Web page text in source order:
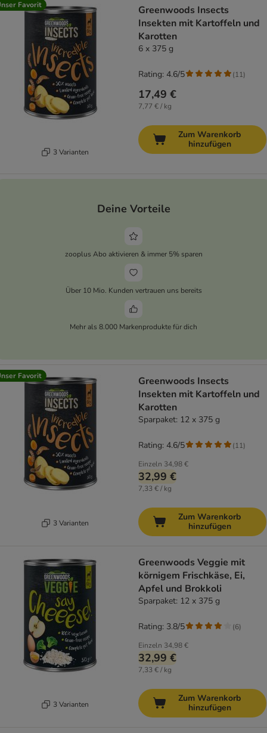
Favorit
3 Varianten
Greenwoods Insects
Insekten mit Kartoffeln und
Karotten
6 x 375 g
17,49 €
7,77 € / kg
Rating: 4.6/5 (11)
Zum Warenkorb
hinzufügen
Deine Vorteile
zooplus Abo aktivieren & immer 5% sparen
Über 10 Mio. Kunden vertrauen uns bereits
Mehr als 8.000 Markenprodukte für dich
Favorit
3 Varianten
Greenwoods Insects
Insekten mit Kartoffeln und
Karotten
Sparpaket: 12 x 375 g
Einzeln 34,98 €
32,99 €
7,33 € / kg
Rating: 4.6/5 (11)
Zum Warenkorb
hinzufügen
3 Varianten
Greenwoods Veggie mit
körnigem Frischkäse, Ei,
Apfel und Brokkoli
Sparpaket: 12 x 375 g
Einzeln 34,98 €
32,99 €
7,33 € / kg
Rating: 3.8/5 (6)
Zum Warenkorb
hinzufügen